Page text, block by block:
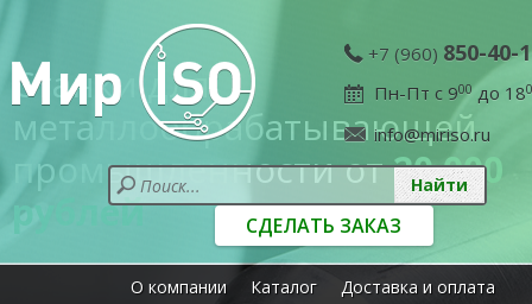
+7 (960) 850-40-
Пн-Пт с 900до 18
info@miriso.ru
СДЕЛАТЬ ЗАКАЗ
О компании Каталог
Доставка и оплата
Станки для
металлообрабатывающей
промышленности от20 000
рублей